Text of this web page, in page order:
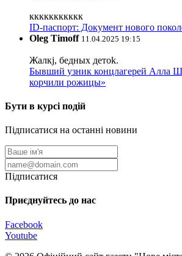
ккккккккккк
ID-паспорт: Документ нового
Oleg Timoff 11.04.2025 19:15
Жалкj, бедных детok.
Бывший узник концлагерей Алла
корчили рожицы»
Бути в курсі подій
Підписатися на останні новини
Підписатися
Приєднуйтесь до нас
Facebook
Youtube